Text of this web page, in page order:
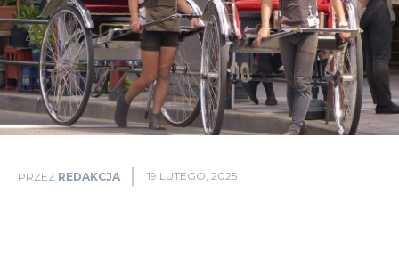
PRZEZ REDAKCJA 19 LUTEGO, 2025